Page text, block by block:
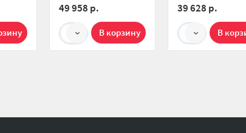
PARA SC 7.0 180,
подача слева
49 958 р.
1
PARA SC 7.0 180,
подача слева
39 628 р.
1